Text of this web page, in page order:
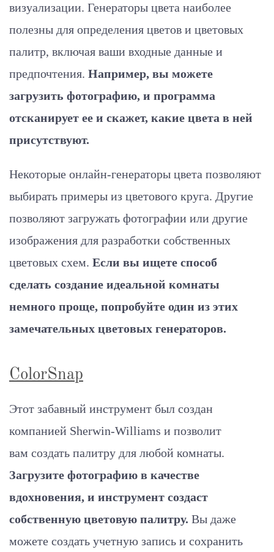
визуализации. Генераторы цвета наиболее
полезны для определения цветов и цветовых
палитр, включая ваши входные данные и
предпочтения. Например, вы можете
загрузить фотографию, и программа
отсканирует ее и скажет, какие цвета в ней
присутствуют.
Некоторые онлайн-генераторы цвета позволяют
выбирать примеры из цветового круга. Другие
позволяют загружать фотографии или другие
изображения для разработки собственных
цветовых схем. Если вы ищете способ
сделать создание идеальной комнаты
немного проще, попробуйте один из этих
замечательных цветовых генераторов.
ColorSnap
Этот забавный инструмент был создан
компанией Sherwin-Williams и позволит
вам создать палитру для любой комнаты.
Загрузите фотографию в качестве
вдохновения, и инструмент создаст
собственную цветовую палитру. Вы даже
можете создать учетную запись и сохранить